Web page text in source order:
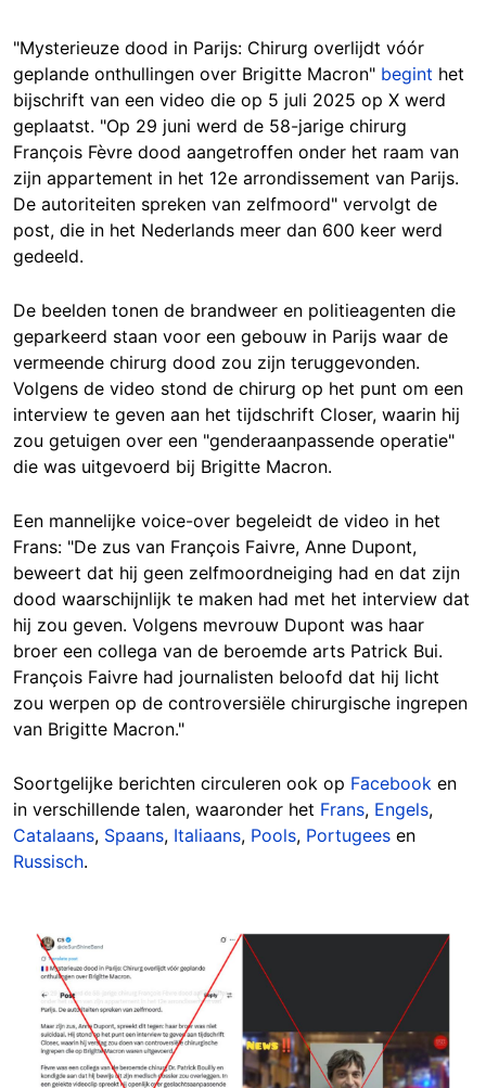
"Mysterieuze dood in Parijs: Chirurg overlijdt vóór
geplande onthullingen over Brigitte Macron" begint het
bijschrift van een video die op 5 juli 2025 op X werd
geplaatst. "Op 29 juni werd de 58-jarige chirurg
François Fèvre dood aangetroffen onder het raam van
zijn appartement in het 12e arrondissement van Parijs.
De autoriteiten spreken van zelfmoord" vervolgt de
post, die in het Nederlands meer dan 600 keer werd
gedeeld.
De beelden tonen de brandweer en politieagenten die
geparkeerd staan voor een gebouw in Parijs waar de
vermeende chirurg dood zou zijn teruggevonden.
Volgens de video stond de chirurg op het punt om een
interview te geven aan het tijdschrift Closer, waarin hij
zou getuigen over een "genderaanpassende operatie"
die was uitgevoerd bij Brigitte Macron.
Een mannelijke voice-over begeleidt de video in het
Frans: "De zus van François Faivre, Anne Dupont,
beweert dat hij geen zelfmoordneiging had en dat zijn
dood waarschijnlijk te maken had met het interview dat
hij zou geven. Volgens mevrouw Dupont was haar
broer een collega van de beroemde arts Patrick Bui.
François Faivre had journalisten beloofd dat hij licht
zou werpen op de controversiële chirurgische ingrepen
van Brigitte Macron."
Soortgelijke berichten circuleren ook op Facebook en
in verschillende talen, waaronder het Frans, Engels,
Catalaans, Spaans, Italiaans, Pools, Portugees en
Russisch.
Image